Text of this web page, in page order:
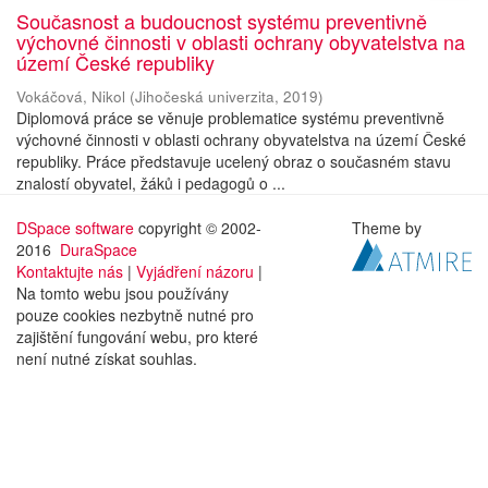
Současnost a budoucnost systému preventivně
výchovné činnosti v oblasti ochrany obyvatelstva na
území České republiky
Vokáčová, Nikol (Jihočeská univerzita, 2019)
Diplomová práce se věnuje problematice systému preventivně
výchovné činnosti v oblasti ochrany obyvatelstva na území České
republiky. Práce představuje ucelený obraz o současném stavu
znalostí obyvatel, žáků i pedagogů o ...
DSpace software copyright © 2002-
2016 DuraSpace
Kontaktujte nás | Vyjádření názoru |
Na tomto webu jsou používány
pouze cookies nezbytně nutné pro
zajištění fungování webu, pro které
není nutné získat souhlas.
Theme by